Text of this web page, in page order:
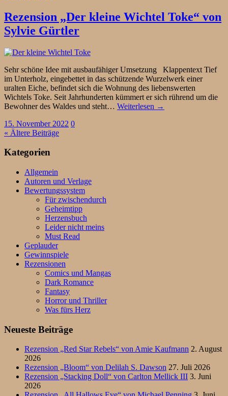
Rezension „Der kleine Wichtel Toke“ von
Sylvie Gürtler
Sehr schöne Idee mit ausbaufähiger Umsetzung Klappentext Tief
im Unterholz, eingebettet in das schützende Wurzelwerk einer
uralten Eiche, befindet sich die Wohnung des liebenswerten
Wichtels Toke. Seit Jahrhunderten kümmert er sich rührend um die
Bewohner des Waldes und steht… Weiterlesen →
15. November 2022 0
« Ältere Beiträge
Kategorien
Allgemein
Autoren und Verlage
Bewertungssystem
Für zwischendurch
Geheimtipp
Herzensbuch
Leider nicht meins
Must Read
Geplauder
Gewinnspiele
Rezensionen
Comics und Mangas
Dark Romance
Fantasy
Horror und Thriller
Was fürs Herz
Neueste Beiträge
Rezension „Red Star Rebels“ von Amie Kaufmann 2. August
2026
Rezension „Bloom“ von Delilah S. Dawson 27. Juli 2026
Rezension „Stacking Doll“ von Carlton Mellick III 3. Juni
2026